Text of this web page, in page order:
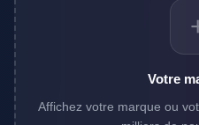
Votre
Affichez votre marque ou